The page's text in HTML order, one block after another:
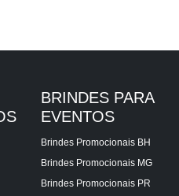
BRINDES PARA
EVENTOS
Brindes Promocionais BH
Brindes Promocionais MG
Brindes Promocionais PR